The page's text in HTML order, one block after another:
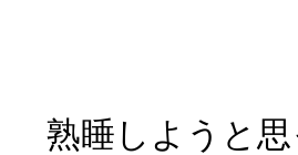
熟睡しようと思